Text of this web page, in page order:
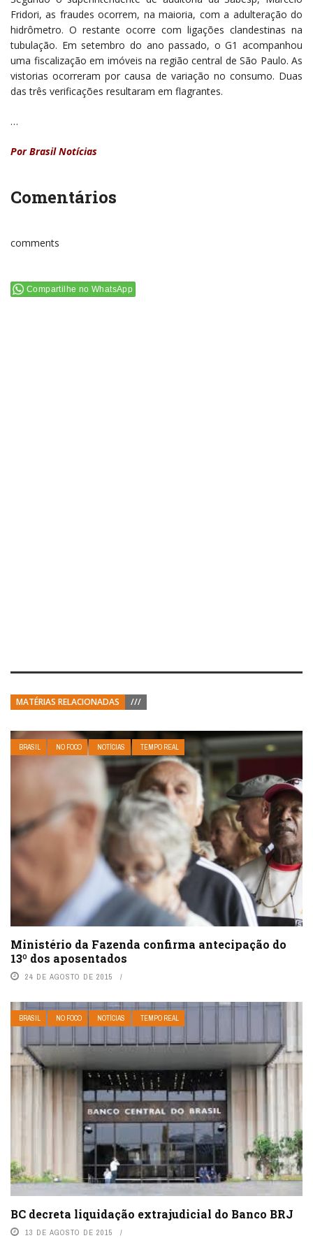
Fridori, as fraudes ocorrem, na maioria, com a adulteração do
hidrômetro. O restante ocorre com ligações clandestinas na
tubulação. Em setembro do ano passado, o G1 acompanhou
uma fiscalização em imóveis na região central de São Paulo. As
vistorias ocorreram por causa de variação no consumo. Duas
das três verificações resultaram em flagrantes.
…
Por Brasil Notícias
Comentários
comments
Compartilhe no WhatsApp
MATÉRIAS RELACIONADAS ///
BRASIL NO FOCO NOTÍCIAS TEMPO REAL
Ministério da Fazenda confirma antecipação do
13º dos aposentados
24 DE AGOSTO DE 2015
BRASIL NO FOCO NOTÍCIAS TEMPO REAL
BC decreta liquidação extrajudicial do Banco BRJ
13 DE AGOSTO DE 2015